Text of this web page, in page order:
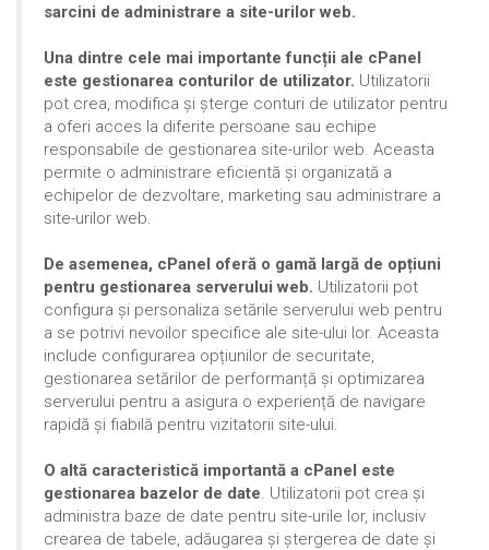
sarcini de administrare a site-urilor web.
Una dintre cele mai importante funcții ale cPanel
este gestionarea conturilor de utilizator. Utilizatorii
pot crea, modifica și șterge conturi de utilizator pentru
a oferi acces la diferite persoane sau echipe
responsabile de gestionarea site-urilor web. Aceasta
permite o administrare eficientă și organizată a
echipelor de dezvoltare, marketing sau administrare a
site-urilor web.
De asemenea, cPanel oferă o gamă largă de opțiuni
pentru gestionarea serverului web. Utilizatorii pot
configura și personaliza setările serverului web pentru
a se potrivi nevoilor specifice ale site-ului lor. Aceasta
include configurarea opțiunilor de securitate,
gestionarea setărilor de performanță și optimizarea
serverului pentru a asigura o experiență de navigare
rapidă și fiabilă pentru vizitatorii site-ului.
O altă caracteristică importantă a cPanel este
gestionarea bazelor de date . Utilizatorii pot crea și
administra baze de date pentru site-urile lor, inclusiv
crearea de tabele, adăugarea și ștergerea de date și